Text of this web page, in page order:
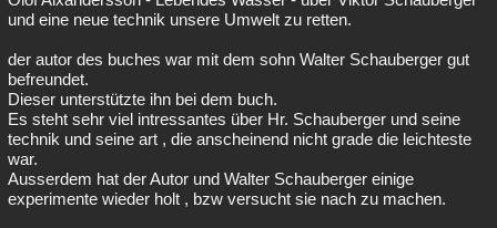
und eine neue technik unsere Umwelt zu retten.
der autor des buches war mit dem sohn Walter Schauberger gut
befreundet.
Dieser unterstützte ihn bei dem buch.
Es steht sehr viel intressantes über Hr. Schauberger und seine
technik und seine art , die anscheinend nicht grade die leichteste
war.
Ausserdem hat der Autor und Walter Schauberger einige
experimente wieder holt , bzw versucht sie nach zu machen.